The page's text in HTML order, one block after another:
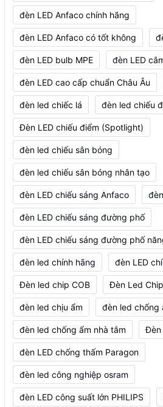
đèn LED Anfaco chính hãng
đèn LED Anfaco có tốt không
đèn LED bulb MPE đèn LED
đèn LED cao cấp chuẩn Châu Âu
đèn led chiếc lá đèn led chiếu
Đèn LED chiếu điểm (Spotlight)
đèn led chiếu sân bóng
đèn led chiếu sân bóng nhân tạo
đèn LED chiếu sáng Anfaco
đèn LED chiếu sáng đường phố
đèn LED chiếu sáng đường phố
đèn led chính hãng đèn LED
Đèn led chip COB Đèn Led
đèn led chịu ẩm đèn led chống
đèn led chống ẩm nhà tắm Đèn
đèn LED chống thấm Paragon
đèn led công nghiệp osram
đèn LED công suất lớn PHILIPS